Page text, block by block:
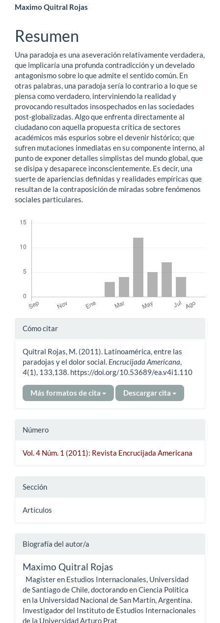
Contenido
principal
del
artículo
Maximo Quitral Rojas
Resumen
Una paradoja es una aseveración relativamente verdadera,
que implicaría una profunda contradicción y un develado
antagonismo sobre lo que admite el sentido común. En
otras palabras, una paradoja sería lo contrario a lo que se
piensa como verdadero, interviniendo la realidad y
provocando resultados insospechados en las sociedades
post-globalizadas. Algo que enfrenta directamente al
ciudadano con aquella propuesta crítica de sectores
académicos más espurios sobre el devenir histórico; que
sufren mutaciones inmediatas en su componente interno, al
punto de exponer detalles simplistas del mundo global, que
se disipa y desaparece inconscientemente. Es decir, una
suerte de apariencias definidas y realidades empíricas que
resultan de la contraposición de miradas sobre fenómenos
sociales particulares.
Detalles
artículo
Cómo citar
Quitral Rojas, M. (2011). Latinoamérica, entre las
paradojas y el dolor social. Encrucijada Americana,
4(1), 133,138. https://doi.org/10.53689/ea.v4i1.110
Más formatos de cita Descargar cita
Número
Vol. 4 Núm. 1 (2011): Revista Encrucijada Americana
Sección
Artículos
Biografía del autor/a
Maximo Quitral Rojas
Magíster en Estudios Internacionales, Universidad
de Santiago de Chile, doctorando en Ciencia Política
en la Universidad Nacional de San Martín, Argentina.
Investigador del Instituto de Estudios Internacionales
de la Universidad Arturo Prat